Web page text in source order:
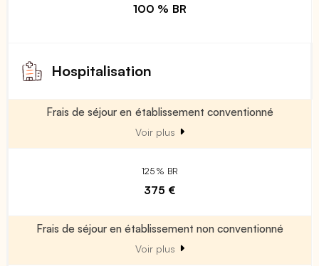
100 % BR
Hospitalisation
Frais de séjour en établissement conventionné
Voir plus
125 % BR
375 €
Frais de séjour en établissement non conventionné
Voir plus